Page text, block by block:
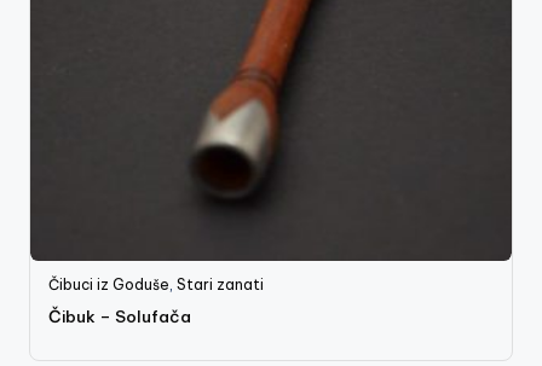
Čibuci iz Goduše,Stari zanati
Čibuk – Solufača